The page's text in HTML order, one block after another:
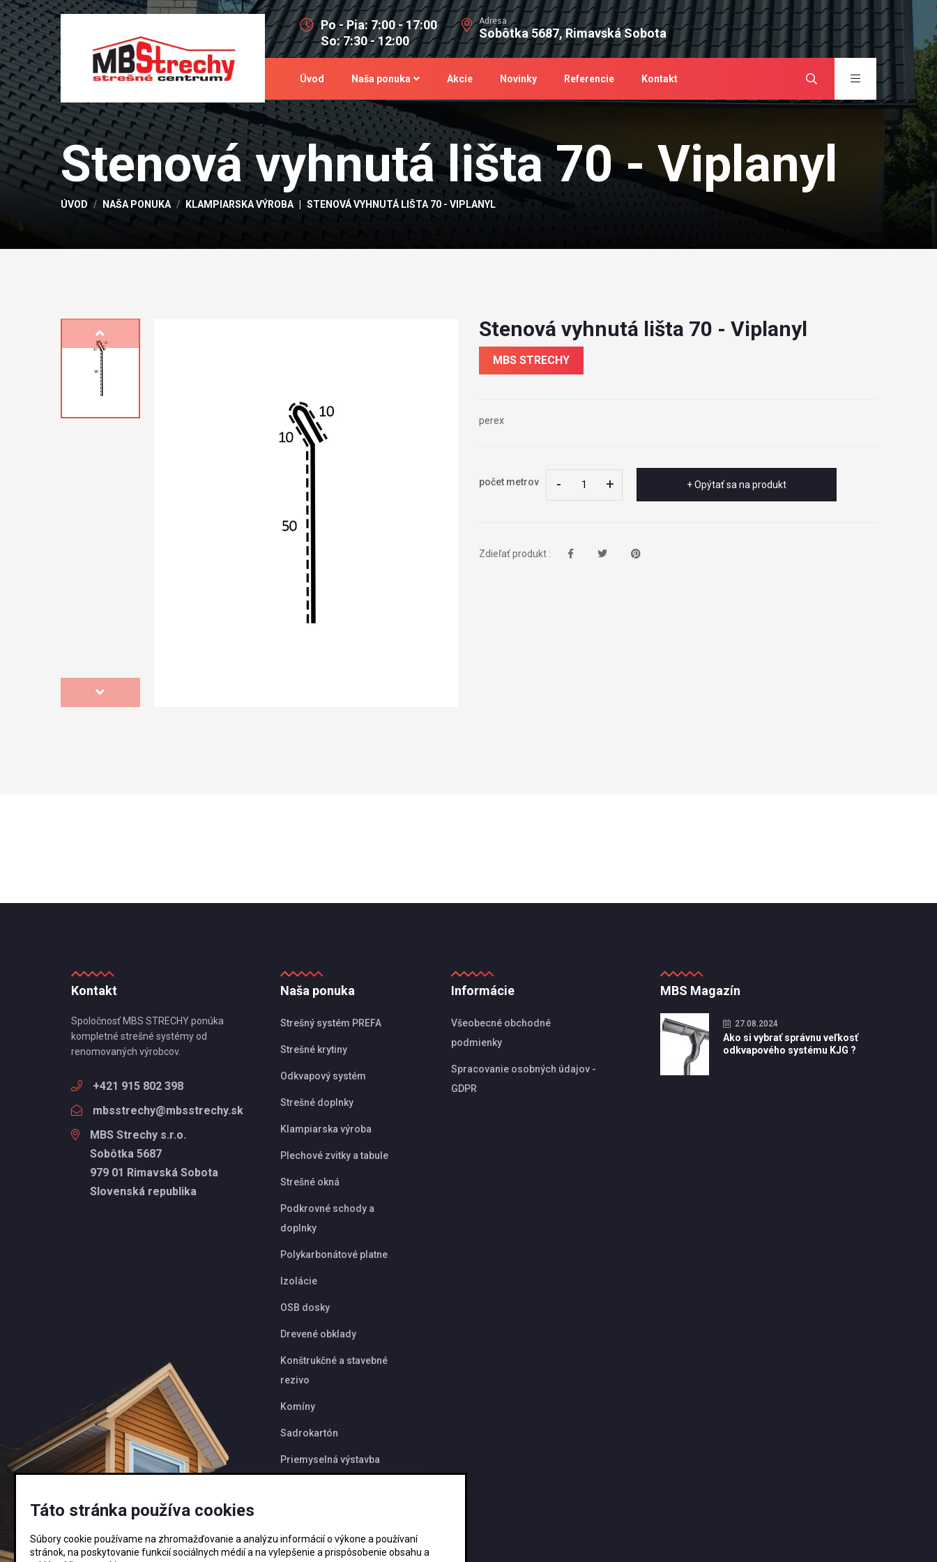
Po - Pia: 7:00 - 17:00
So: 7:30 - 12:00
Adresa
Sobôtka 5687, Rimavská Sobota
Úvod Naša ponuka Akcie Novinky Referencie Kontakt
Stenová vyhnutá lišta 70 - Viplanyl
ÚVOD NAŠA PONUKA KLAMPIARSKA VÝROBA STENOVÁ VYHNUTÁ LIŠTA 70 - VIPLANYL
Stenová vyhnutá lišta 70 - Viplanyl
MBS STRECHY
perex
počet metrov - +
- + + Opýtať sa na produkt
Zdieľať produkt :
Kontakt
Spoločnosť MBS STRECHY ponúka
kompletné strešné systémy od
renomovaných výrobcov.
+421 915 802 398
mbsstrechy@mbsstrechy.sk
MBS Strechy s.r.o.
Sobôtka 5687
979 01 Rimavská Sobota
Slovenská republika
Naša ponuka
Strešný systém PREFA
Strešné krytiny
Odkvapový systém
Strešné doplnky
Klampiarska výroba
Plechové zvitky a tabule
Strešné okná
Podkrovné schody a
doplnky
Polykarbonátové platne
Izolácie
OSB dosky
Drevené obklady
Konštrukčné a stavebné
rezivo
Komíny
Sadrokartón
Priemyselná výstavba
Informácie
Všeobecné obchodné
podmienky
Spracovanie osobných údajov -
GDPR
MBS Magazín
27.08.2024
Ako si vybrať správnu veľkosť
odkvapového systému KJG ?
Táto stránka používa cookies
Súbory cookie používame na zhromažďovanie a analýzu informácií o výkone a používaní
stránok, na poskytovanie funkcií sociálnych médií a na vylepšenie a prispôsobenie obsahu a